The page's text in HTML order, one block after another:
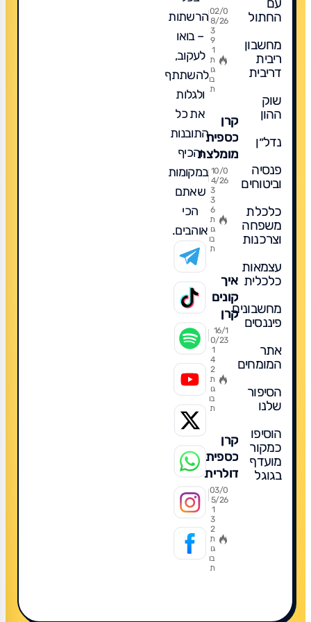
עצמאי
בבורסה
השוואה,
ניהול
מומלץ?
02/0
8/26
3
9
1
ת
גו
בו
ת
קרן
כספית
מומלצת
פופולרית
ומה
לקנות
לשנת
2026
10/0
4/26
3
3
6
ת
גו
בו
ת
איך
קונים
קרן
כספית?
16/1
0/23
1
4
2
ת
גו
בו
ת
קרן
כספית
דולרית
2026:
מדריך
מקיף
להשקעה
חכמה,
03/0
5/26
1
3
2
ת
גו
בו
ת
החתול
מחשבון
ריבית
דריבית
שוק
ההון
נדל״ן
פנסיה
וביטוחים
כלכלת
משפחה
וצרכנות
עצמאות
כלכלית
מחשבונים
פיננסים
אתר
המומחים
הסיפור
שלנו
הוסיפו
כמקור
מועדף
בגוגל
מדברים
עליה
הרשתות
– בואו
לעקוב,
להשתתף
ולגלות
את כל
התובנות
והכיף
במקומות
שאתם
הכי
אוהבים.